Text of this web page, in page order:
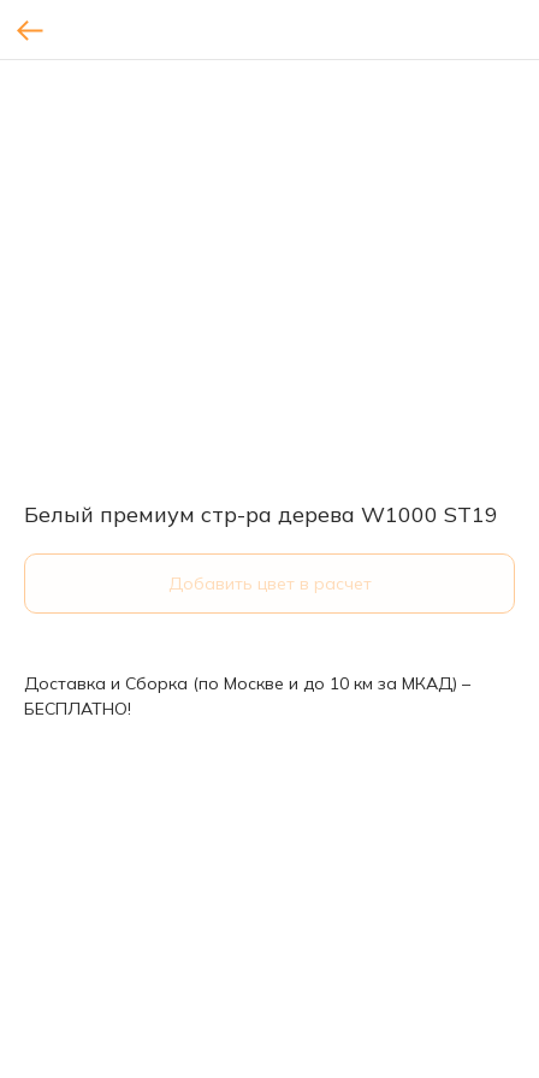
Белый премиум стр-ра дерева W1000 ST19
Добавить цвет в расчет
Доставка и Сборка (по Москве и до 10 км за МКАД) –
БЕСПЛАТНО!